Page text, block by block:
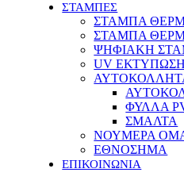
ΣΤΑΜΠΕΣ
ΣΤΑΜΠΑ
ΣΤΑΜΠΑ
ΨΗΦΙΑΚΗ
UV ΕΚΤΥΠΩΣΗ
ΦΥΛΛΑ
ΣΜΑΛΤΑ
ΝΟΥΜΕΡΑ
ΕΘΝΟΣΗΜΑ
ΕΠΙΚΟΙΝΩΝΙΑ